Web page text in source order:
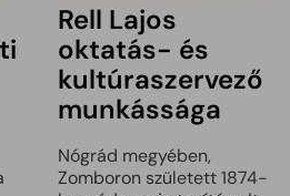
Rell Lajos
oktatás- és
kultúraszervező
munkássága
Nógrád megyében,
Zomboron született 1874-